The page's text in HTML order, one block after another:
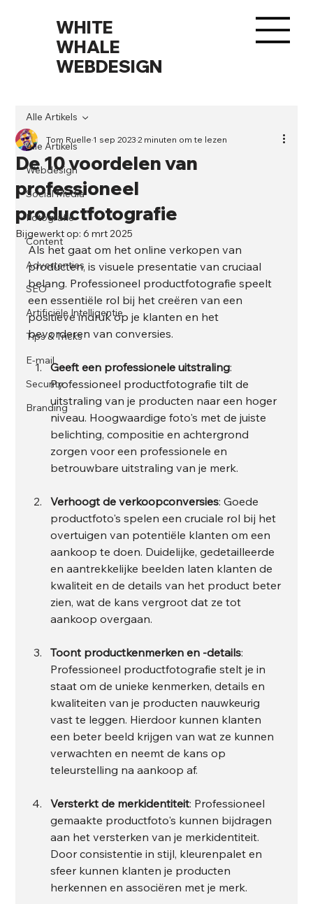
WHITE
WHALE
WEBDESIGN
Alle Artikels
Webdesign
Social Media
Fotografie
Content
Advertenties
SEO
Artificiële Intelligentie
Tips & Tricks
E-mail
Security
Branding
Alle Artikels
De 10 voordelen van
professioneel
productfotografie
Tom Ruelle1 sep 20232 minuten om te lezen
Bijgewerkt op:6 mrt 2025
Als het gaat om het online verkopen van
producten, is visuele presentatie van cruciaal
belang. Professioneel productfotografie speelt
een essentiële rol bij het creëren van een
positieve indruk op je klanten en het
bevorderen van conversies.
Geeft een professionele uitstraling:
Professioneel productfotografie tilt de
uitstraling van je producten naar een hoger
niveau. Hoogwaardige foto's met de juiste
belichting, compositie en achtergrond
zorgen voor een professionele en
betrouwbare uitstraling van je merk.
Verhoogt de verkoopconversies: Goede
productfoto's spelen een cruciale rol bij het
overtuigen van potentiële klanten om een
aankoop te doen. Duidelijke, gedetailleerde
en aantrekkelijke beelden laten klanten de
kwaliteit en de details van het product beter
zien, wat de kans vergroot dat ze tot
aankoop overgaan.
Toont productkenmerken en -details:
Professioneel productfotografie stelt je in
staat om de unieke kenmerken, details en
kwaliteiten van je producten nauwkeurig
vast te leggen. Hierdoor kunnen klanten
een beter beeld krijgen van wat ze kunnen
verwachten en neemt de kans op
teleurstelling na aankoop af.
Versterkt de merkidentiteit: Professioneel
gemaakte productfoto's kunnen bijdragen
aan het versterken van je merkidentiteit.
Door consistentie in stijl, kleurenpalet en
sfeer kunnen klanten je producten
herkennen en associëren met je merk.